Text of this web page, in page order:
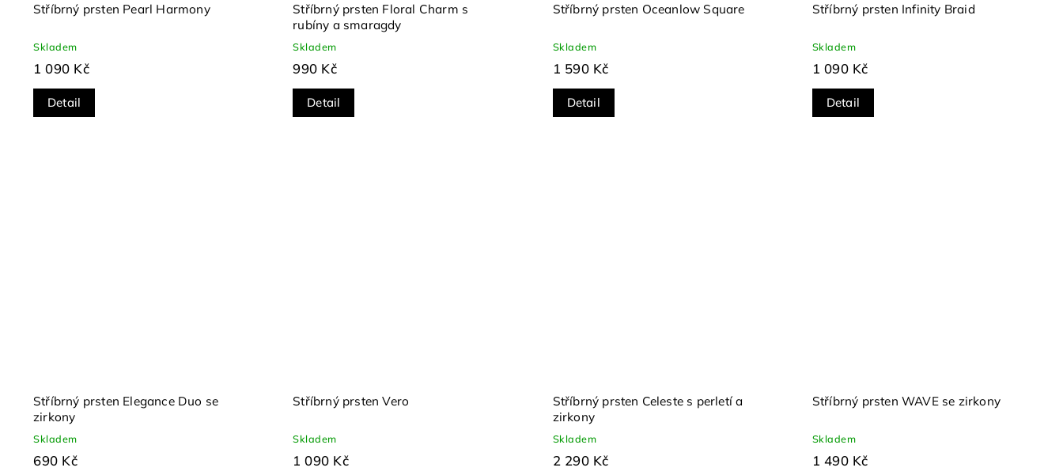
Stříbrný prsten Pearl Harmony
Skladem
1 090 Kč
Detail
Stříbrný prsten Floral Charm s
rubíny a smaragdy
Skladem
990 Kč
Detail
Stříbrný prsten Oceanlow Square
Skladem
1 590 Kč
Detail
Stříbrný prsten Infinity Braid
Skladem
1 090 Kč
Detail
Stříbrný prsten Elegance Duo se
zirkony
Skladem
690 Kč
Stříbrný prsten Vero
Skladem
1 090 Kč
Stříbrný prsten Celeste s perletí a
zirkony
Skladem
2 290 Kč
Stříbrný prsten WAVE se zirkony
Skladem
1 490 Kč